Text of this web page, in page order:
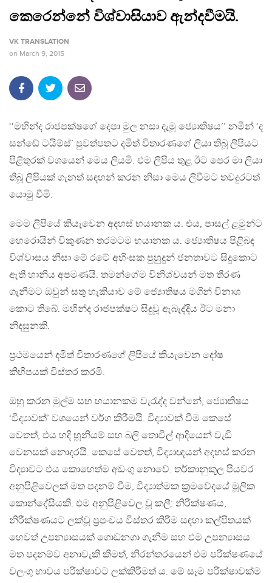
කෙරෙන්නේ විශ්වාසියාව ඇන්දවීමයි.
VK TRANSLATION
on March 9, 2015
‘‘මහින්ද රාජපක්ෂගේ දෙපා මුල නසා දැමූ ජ්‍යොතිෂය’’ නමින් ‘ද
සන්ඬේ ටයිම්ස්’ පුවත්පතට දමිත් විතාරණගේ ලියා තිබූ ලිපියට
පිළිතුරක් වශයෙන් මෙය ලියමි. එම ලිපිය තුළ ඊට පෙර මා ලියා
තිබූ ලිපියක් ගැනත් සඳහන් කරන නිසා මෙය ලිවීමට තවදුරටත්
යොමු වීමි.
මෙම ලිපියේ කියැවෙන අදහස් භයානක ය. එය, පාසල් ළමුන්ට
හෙරොයින් විකුණන තරමටම භයානක ය. ජ්‍යොතිෂය පිළිබඳ
විශ්වාසය නිසා මේ රටේ අහිංසක පුහුදුන් ජනතාවට සිදුකොට
ඇති හානිය අපමණයි. තමන්ගේම විනිශ්චයන් මත තීරණ
ගැනීමට ඔවුන් සතු හැකියාව මේ ජ්‍යොතිෂය මගින් විනාශ
කොට තිබේ. මහින්ද රාජපක්ෂට සිදුවූ ඇබැද්දිය ඊට මනා
නිදසුනකි.
ප‍්‍රථමයෙන් දමිත් විතාරණගේ ලිපියේ කියැවෙන දෝෂ
කිහිපයක් විස්තර කරමි.
ඔහු කරන මුල්ම සහ භයානකම වැරැද්ද වන්නේ, ජ්‍යොතිෂය
‘විද්‍යාවක්’ වශයෙන් වර්ග කිරීමයි. විද්‍යාවක් වීම කෙසේ
වෙතත්, එය හදි හූනියම් සහ බලි තොවිල් ආදියෙන් වැඩි
වෙනසක් නොදරයි. කෙසේ වෙතත්, විද්‍යාඥයන් අදහස් කරන
විද්‍යාවට එය කොහෙත්ම අඩංගු නොවේ. තර්කානුකූල පියවර
අනුපිළිවෙලක් මත පදනම් වීම, විද්‍යාත්මක ක‍්‍රමවේදයේ මූලික
කොන්දේසියකි. එම අනුපිළිවෙල වූ කලී: නිරීක්ෂණය,
නිරීක්ෂණයට ලක්වූ ප‍්‍රපංචය විස්තර කිරීම සඳහා කල්පිතයක්
හෙවත් උපන්‍යාසයක් ගොඩනගා ගැනීම සහ එම උපන්‍යාසය
මත පදනම්ව අනාවැකි කීමත්, නිරන්තරයෙන් එම පරීක්ෂණයේ
වලංගු භාවය පරීක්ෂාවට ලක්කිරීමත් ය. මේ සෑම පරීක්ෂාවක්ම